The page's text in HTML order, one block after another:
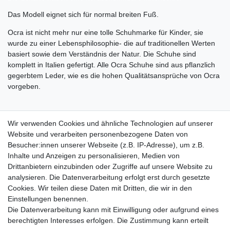
Das Modell eignet sich für normal breiten Fuß.
Ocra ist nicht mehr nur eine tolle Schuhmarke für Kinder, sie
wurde zu einer Lebensphilosophie- die auf traditionellen Werten
basiert sowie dem Verständnis der Natur. Die Schuhe sind
komplett in Italien gefertigt. Alle Ocra Schuhe sind aus pflanzlich
gegerbtem Leder, wie es die hohen Qualitätsansprüche von Ocra
vorgeben.
Herstellungsland: Italien
Achtung:
Es kann zu Farbabweichungen bei der Darstellung der Bilder
kommen, je nach verwendeten Gerät oder
Bildschirmeinstellungen.
Hersteller: Fast Srl, Strada Prov.le Girola 3/F, 63844
Grottazzolina, Italia, +39 (0)734 631131, info@fastcalzature.it
Wir verwenden Cookies und ähnliche Technologien auf unserer
Website und verarbeiten personenbezogene Daten von
Besucher:innen unserer Webseite (z.B. IP-Adresse), um z.B.
Inhalte und Anzeigen zu personalisieren, Medien von
Drittanbietern einzubinden oder Zugriffe auf unsere Website zu
analysieren. Die Datenverarbeitung erfolgt erst durch gesetzte
Cookies. Wir teilen diese Daten mit Dritten, die wir in den
Einstellungen benennen.
Die Datenverarbeitung kann mit Einwilligung oder aufgrund eines
berechtigten Interesses erfolgen. Die Zustimmung kann erteilt